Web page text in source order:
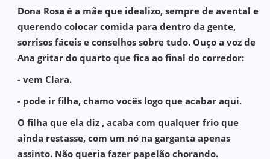
Dona Rosa é a mãe que idealizo, sempre de avental e
querendo colocar comida para dentro da gente,
sorrisos fáceis e conselhos sobre tudo. Ouço a voz de
Ana gritar do quarto que fica ao final do corredor:
- vem Clara.
- pode ir filha, chamo vocês logo que acabar aqui.
O filha que ela diz , acaba com qualquer frio que
ainda restasse, com um nó na garganta apenas
assinto. Não queria fazer papelão chorando.